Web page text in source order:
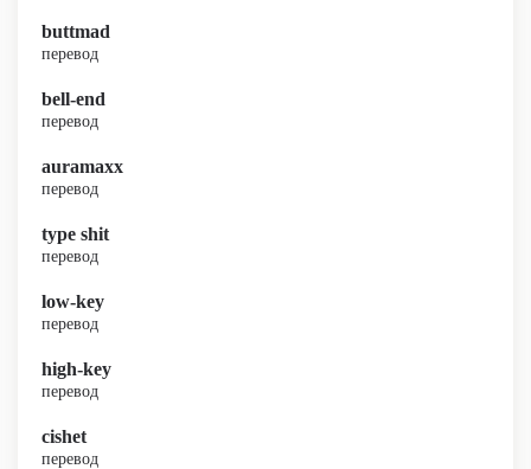
buttmad
перевод
bell-end
перевод
auramaxx
перевод
type shit
перевод
low-key
перевод
high-key
перевод
cishet
перевод